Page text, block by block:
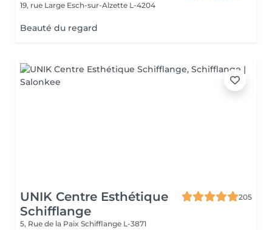
19, rue Large Esch-sur-Alzette L-4204
Beauté du regard
UNIK Centre Esthétique
Schifflange
205
5, Rue de la Paix Schifflange L-3871